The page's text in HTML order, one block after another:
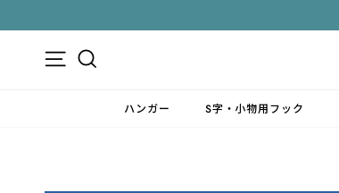
キ
メニュー
ハンガー S字・小物用フック